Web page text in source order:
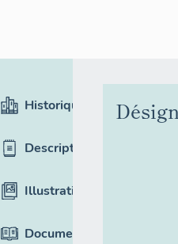
Historique
Description
Illustrations
Documentation